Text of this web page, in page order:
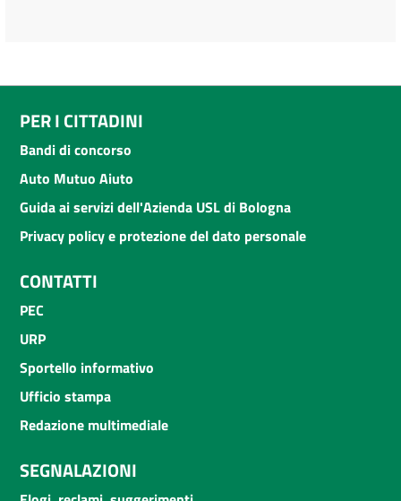
PER I CITTADINI
Bandi di concorso
Auto Mutuo Aiuto
Guida ai servizi dell'Azienda USL di Bologna
Privacy policy e protezione del dato personale
CONTATTI
PEC
URP
Sportello informativo
Ufficio stampa
Redazione multimediale
SEGNALAZIONI